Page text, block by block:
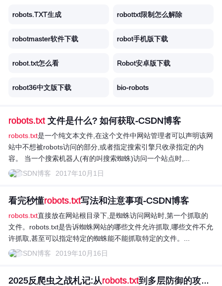
robots.TXT生成 robottxt限制怎么解除
robotmaster软件下载 robot手机版下载
robot.txt怎么看 Robot安卓版下载
robot36中文版下载 bio-robots
robots.txt 文件是什么? 如何获取-CSDN博客
robots.txt是一个纯文本文件,在这个文件中网站管理者可以声明该网
站中不想被robots访问的部分,或者指定搜索引擎只收录指定的内
容。 当一个搜索机器人(有的叫搜索蜘蛛)访问一个站点时,...
CSDN博客
2017年10月1日
看完秒懂robots.txt写法和注意事项-CSDN博客
robots.txt直接放在网站根目录下,是蜘蛛访问网站时,第一个抓取的
文件。robots.txt是告诉蜘蛛网站的哪些文件允许抓取,哪些文件不允
许抓取,甚至可以指定特定的蜘蛛能不能抓取特定的文件。...
CSDN博客
2019年10月16日
2025反爬虫之战札记:从robots.txt到多层防御的攻防...